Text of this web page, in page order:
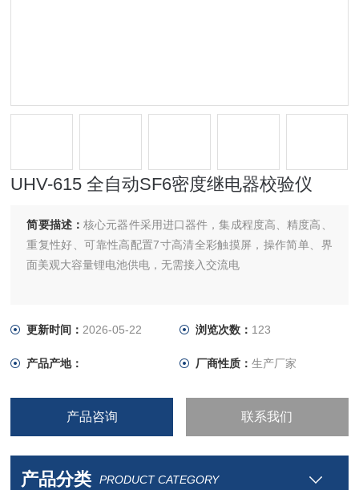
UHV-615 全自动SF6密度继电器校验仪
简要描述：核心元器件采用进口器件，集成程度高、精度高、
重复性好、可靠性高配置7寸高清全彩触摸屏，操作简单、界
面美观大容量锂电池供电，无需接入交流电
更新时间： 2026-05-22 浏览次数： 123
产品产地： 厂商性质： 生产厂家
产品咨询 联系我们
产品分类 PRODUCT CATEGORY